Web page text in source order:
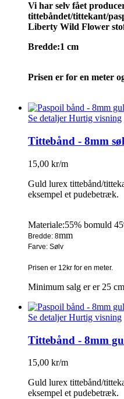
Vi har selv fået
tittebåndet/tittekant/
Liberty Wild Flower
Bredde:1 cm
Prisen er for en meter
Se detaljerHurtig visning
Tittebånd - 8mm
15,00 kr/m
Guld lurex tittebånd/
eksempel et pudebetræk.
Materiale:55% bomuld
Bredde: 8mm
Farve: Sølv
Prisen er 12kr for en meter.
Minimum salg er er 25 cm
Se detaljerHurtig visning
Tittebånd - 8mm
15,00 kr/m
Guld lurex tittebånd/
eksempel et pudebetræk.